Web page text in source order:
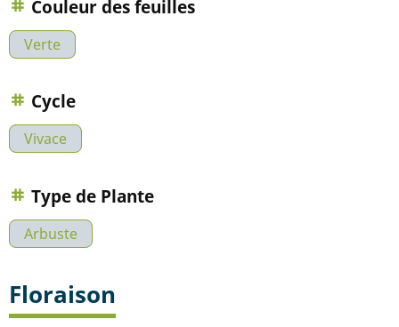
Couleur des feuilles
Verte
Cycle
Vivace
Type de Plante
Arbuste
Floraison